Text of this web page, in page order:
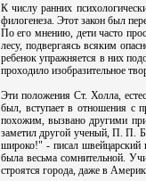
К числу ранних
филогенеза. Этот закон был
По его мнению, дети часто
лесу, подвергаясь всяким
ребенок упражняется в них
проходило изобразительное
Эти положения Ст. Холла,
был, вступает в отношения с
похожим, вызвано другими
заметил другой ученый, П. П.
широко!" - писал швейцарский
была весьма сомнительной.
строятся города, даже в